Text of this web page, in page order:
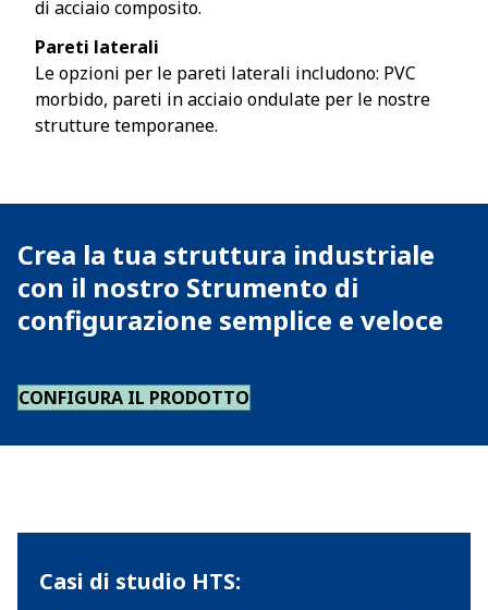
di acciaio composito.
Pareti laterali
Le opzioni per le pareti laterali includono: PVC
morbido, pareti in acciaio ondulate per le nostre
strutture temporanee.
Crea la tua struttura industriale
con il nostro Strumento di
configurazione semplice e veloce
CONFIGURA IL PRODOTTO
Casi di studio HTS: